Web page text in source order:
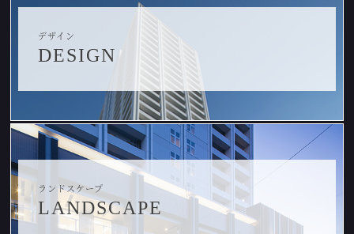
デザイン
DESIGN
ランドスケープ
LANDSCAPE